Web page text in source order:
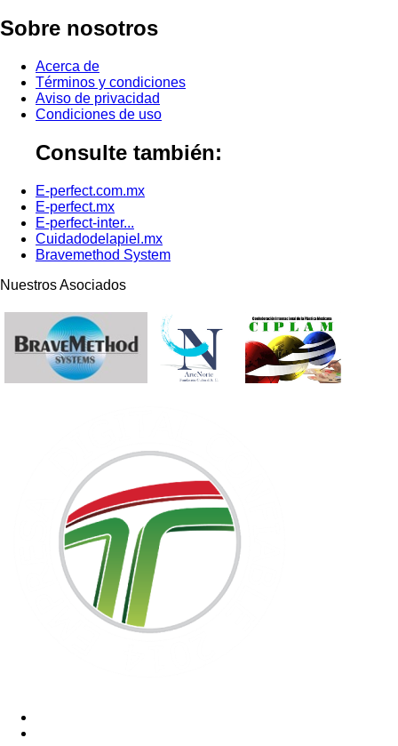
Sobre nosotros
Acerca de
Términos y condiciones
Aviso de privacidad
Condiciones de uso
Consulte también:
E-perfect.com.mx
E-perfect.mx
E-perfect-inter...
Cuidadodelapiel.mx
Bravemethod System
Nuestros Asociados